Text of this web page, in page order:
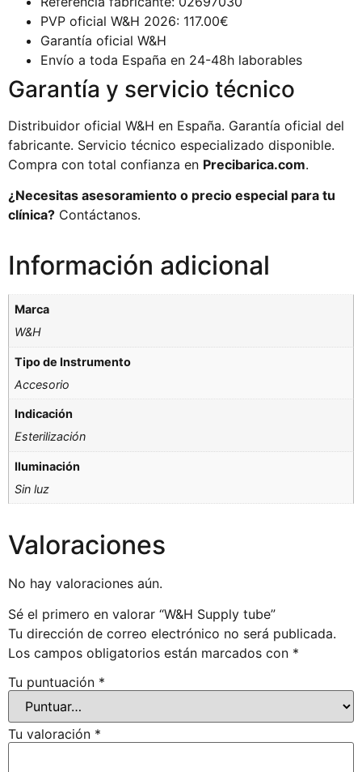
PVP oficial W&H 2026: 117.00€
Garantía oficial W&H
Envío a toda España en 24-48h laborables
Garantía y servicio técnico
Distribuidor oficial W&H en España. Garantía oficial del
fabricante. Servicio técnico especializado disponible.
Compra con total confianza en Precibarica.com.
¿Necesitas asesoramiento o precio especial para tu
clínica? Contáctanos.
Información adicional
Marca
W&H
Tipo de Instrumento
Accesorio
Indicación
Esterilización
Iluminación
Sin luz
Valoraciones
No hay valoraciones aún.
Sé el primero en valorar “W&H Supply tube”
Tu dirección de correo electrónico no será publicada.
Los campos obligatorios están marcados con *
Tu puntuación *
Tu valoración *